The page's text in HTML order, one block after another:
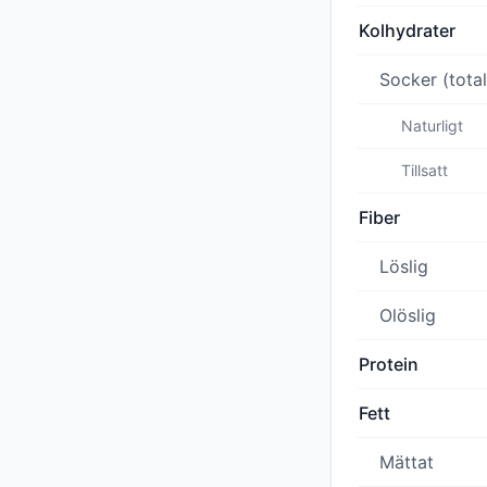
Kolhydrater
Socker
Naturligt
Tillsatt
Fiber
Löslig
Olöslig
Protein
Fett
Mättat